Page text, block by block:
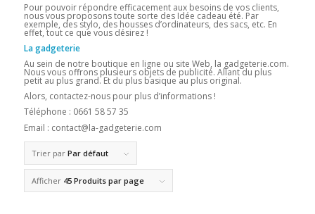
Pour pouvoir répondre efficacement aux besoins de vos clients,
nous vous proposons toute sorte des Idée cadeau été. Par
exemple, des stylo, des housses d’ordinateurs, des sacs, etc. En
effet, tout ce que vous désirez !
La gadgeterie
Au sein de notre boutique en ligne ou site Web, la gadgeterie.com.
Nous vous offrons plusieurs objets de publicité. Allant du plus
petit au plus grand. Et du plus basique au plus original.
Alors, contactez-nous pour plus d’informations !
Téléphone : 0661 58 57 35
Email : contact@la-gadgeterie.com
Trier par Par défaut
Afficher 45 Produits par page